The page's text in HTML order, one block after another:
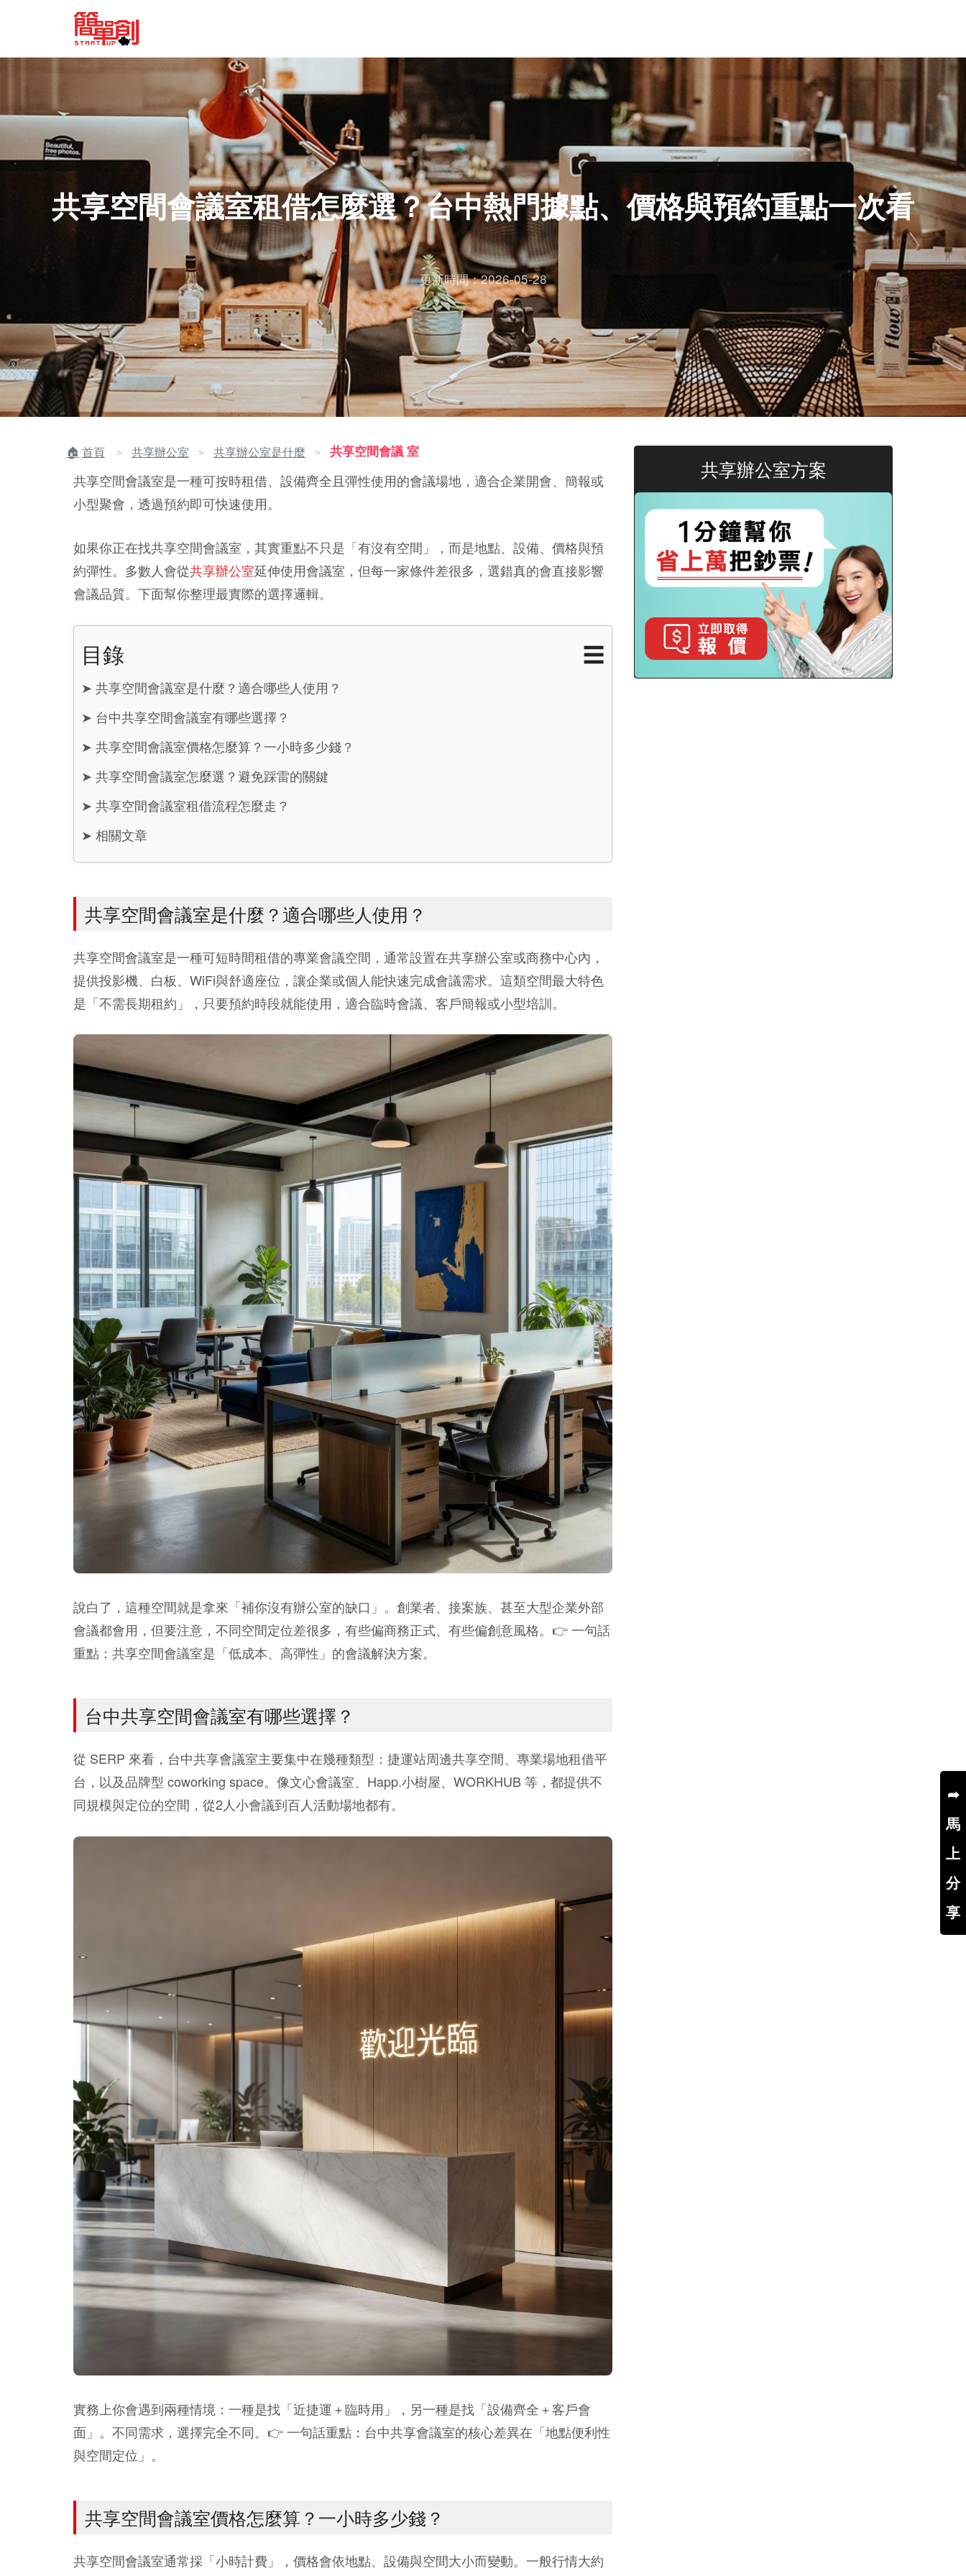
共享空間會議室租借怎麼選？台中熱門據點、價格與預約重點一次看
更新時間：2026-05-28
首頁 ＞ 共享辦公室 ＞ 共享辦公室是什麼 ＞ 共享空間會議 室
共享空間會議室是一種可按時租借、設備齊全且彈性使用的會議場地，適合企業開會、簡報或
小型聚會，透過預約即可快速使用。
如果你正在找共享空間會議室，其實重點不只是「有沒有空間」，而是地點、設備、價格與預
約彈性。多數人會從共享辦公室延伸使用會議室，但每一家條件差很多，選錯真的會直接影響
會議品質。下面幫你整理最實際的選擇邏輯。
目錄 ☰
➤ 共享空間會議室是什麼？適合哪些人使用？
➤ 台中共享空間會議室有哪些選擇？
➤ 共享空間會議室價格怎麼算？一小時多少錢？
➤ 共享空間會議室怎麼選？避免踩雷的關鍵
➤ 共享空間會議室租借流程怎麼走？
➤ 相關文章
共享空間會議室是什麼？適合哪些人使用？
共享空間會議室是一種可短時間租借的專業會議空間，通常設置在共享辦公室或商務中心內，
提供投影機、白板、WiFi與舒適座位，讓企業或個人能快速完成會議需求。這類空間最大特色
是「不需長期租約」，只要預約時段就能使用，適合臨時會議、客戶簡報或小型培訓。
說白了，這種空間就是拿來「補你沒有辦公室的缺口」。創業者、接案族、甚至大型企業外部
會議都會用，但要注意，不同空間定位差很多，有些偏商務正式、有些偏創意風格。👉 一句話
重點：共享空間會議室是「低成本、高彈性」的會議解決方案。
台中共享空間會議室有哪些選擇？
從 SERP 來看，台中共享會議室主要集中在幾種類型：捷運站周邊共享空間、專業場地租借平
台，以及品牌型 coworking space。像文心會議室、Happ.小樹屋、WORKHUB 等，都提供不
同規模與定位的空間，從2人小會議到百人活動場地都有。
實務上你會遇到兩種情境：一種是找「近捷運＋臨時用」，另一種是找「設備齊全＋客戶會
面」。不同需求，選擇完全不同。👉 一句話重點：台中共享會議室的核心差異在「地點便利性
與空間定位」。
共享空間會議室價格怎麼算？一小時多少錢？
共享空間會議室通常採「小時計費」，價格會依地點、設備與空間大小而變動。一般行情大約
共享辦公室方案
➦
馬
上
分
享